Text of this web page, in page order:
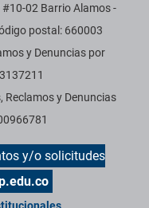
02 Barrio Alamos -
postal: 660003
y Denuncias por
Reclamos y Denuncias
y/o solicitudes